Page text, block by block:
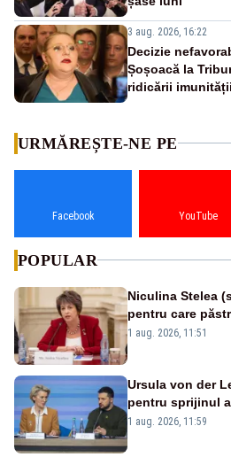
3 aug. 2026, 16:22
Decizie
Șoșoacă la
ridicării
URMĂREȘTE-NE PE
Facebook YouTube
POPULAR
Niculina Stelea
pentru care
nu este o reușită
1 aug. 2026, 11:51
Ursula von der
pentru sprijinul
reacție privind
1 aug. 2026, 11:59